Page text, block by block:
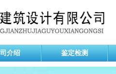
介绍 鉴定检测